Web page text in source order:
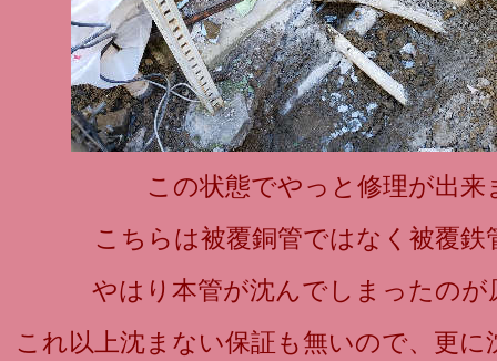
この状態でやっと修理が出来
こちらは被覆銅管ではなく被覆鉄
やはり本管が沈んでしまったのが
これ以上沈まない保証も無いので、更に